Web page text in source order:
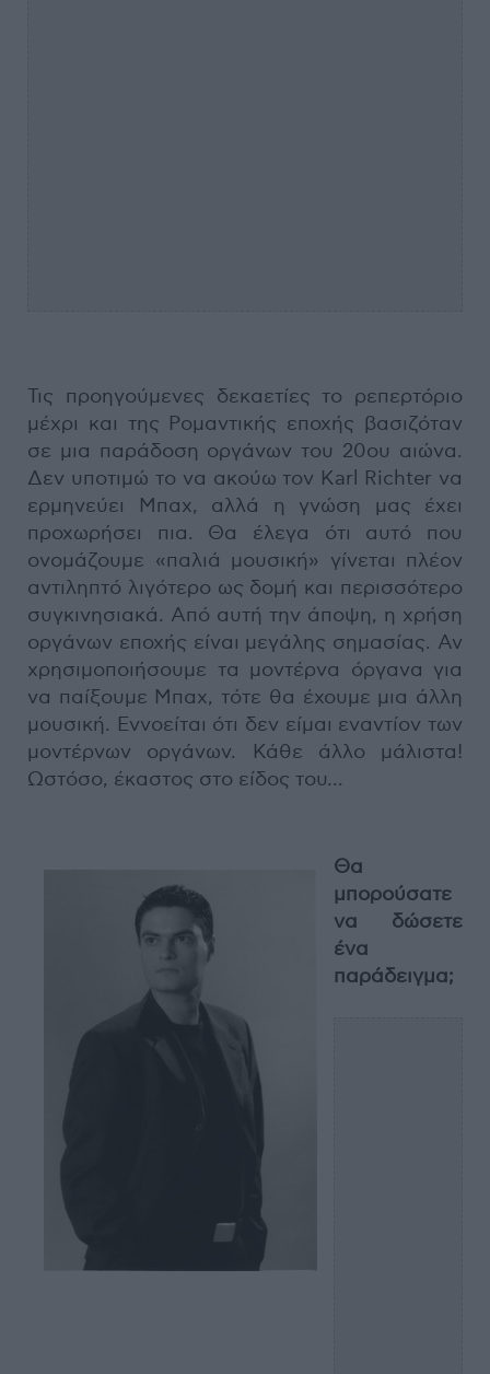
Τις προηγούμενες δεκαετίες το ρεπερτόριο
μέχρι και της Ρομαντικής εποχής βασιζόταν
σε μια παράδοση οργάνων του 20ου αιώνα.
Δεν υποτιμώ το να ακούω τον Karl Richter να
ερμηνεύει Μπαχ, αλλά η γνώση μας έχει
προχωρήσει πια. Θα έλεγα ότι αυτό που
ονομάζουμε «παλιά μουσική» γίνεται πλέον
αντιληπτό λιγότερο ως δομή και περισσότερο
συγκινησιακά. Από αυτή την άποψη, η χρήση
οργάνων εποχής είναι μεγάλης σημασίας. Αν
χρησιμοποιήσουμε τα μοντέρνα όργανα για
να παίξουμε Μπαχ, τότε θα έχουμε μια άλλη
μουσική. Εννοείται ότι δεν είμαι εναντίον των
μοντέρνων οργάνων. Κάθε άλλο μάλιστα!
Ωστόσο, έκαστος στο είδος του...
Θα
μπορούσατε
να δώσετε
ένα
παράδειγμα;